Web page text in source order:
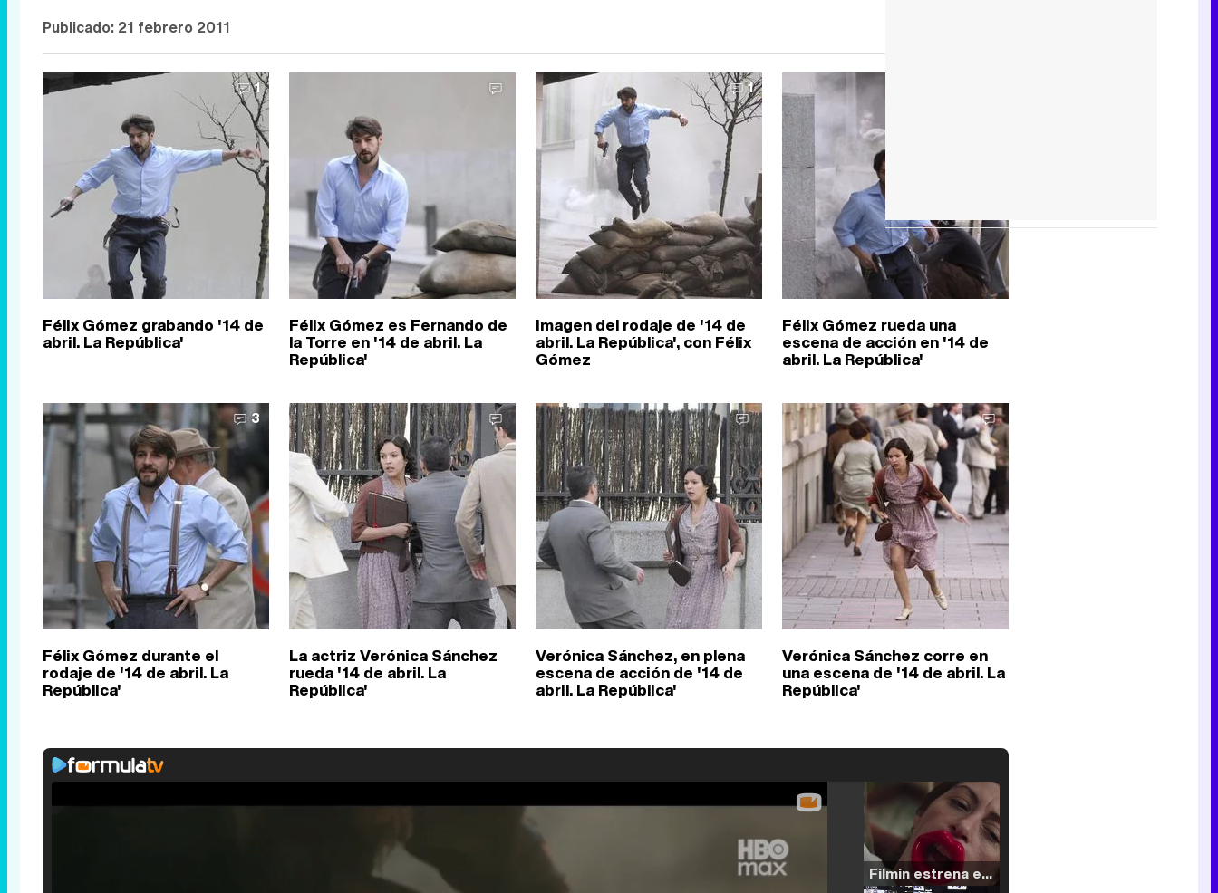
Publicado: 21 febrero 2011
1
Félix Gómez grabando '14 de
abril. La República'
Félix Gómez es Fernando de
la Torre en '14 de abril. La
República'
1
Imagen del rodaje de '14 de
abril. La República', con Félix
Gómez
Félix Gómez rueda una
escena de acción en '14 de
abril. La República'
3
Félix Gómez durante el
rodaje de '14 de abril. La
República'
Filmin estrena el tráiler de 'Millennial Mal', su nueva comedia universitaria de la mano de Lorena Iglesias
La actriz Verónica Sánchez
rueda '14 de abril. La
República'
Verónica Sánchez, en plena
escena de acción de '14 de
abril. La República'
Verónica Sánchez corre en
una escena de '14 de abril. La
República'